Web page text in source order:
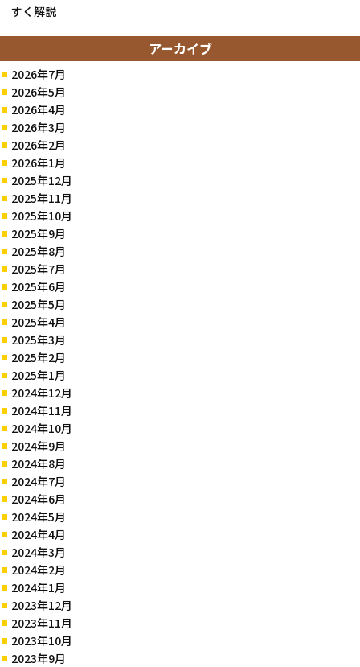
すく解説
アーカイブ
2026年7月
2026年5月
2026年4月
2026年3月
2026年2月
2026年1月
2025年12月
2025年11月
2025年10月
2025年9月
2025年8月
2025年7月
2025年6月
2025年5月
2025年4月
2025年3月
2025年2月
2025年1月
2024年12月
2024年11月
2024年10月
2024年9月
2024年8月
2024年7月
2024年6月
2024年5月
2024年4月
2024年3月
2024年2月
2024年1月
2023年12月
2023年11月
2023年10月
2023年9月